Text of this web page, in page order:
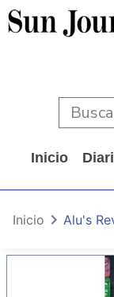
Inicio
Inicio Alu's